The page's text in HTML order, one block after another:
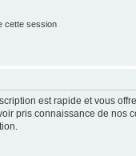
cette session
est rapide et vous
pris connaissance de